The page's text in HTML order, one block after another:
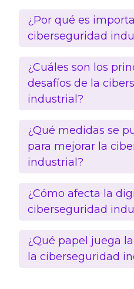
¿Por qué es
ciberseguridad
¿Cuáles son los
desafíos de la
industrial?
¿Qué medidas se
para mejorar la
industrial?
¿Cómo afecta la
ciberseguridad
¿Qué papel juega
la ciberseguridad